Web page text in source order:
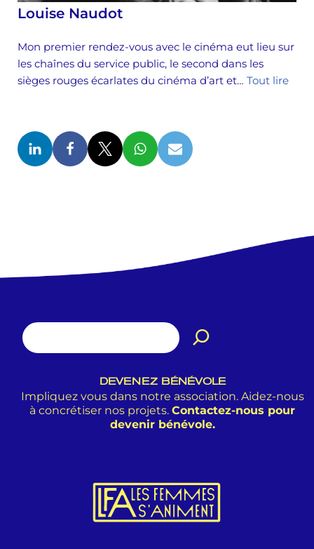
Louise Naudot
Mon premier rendez-vous avec le cinéma eut lieu sur
les chaînes du service public, le second dans les
sièges rouges écarlates du cinéma d’art et… Tout lire
DEVENEZ BÉNÉVOLE
Impliquez vous dans notre association. Aidez-nous
à concrétiser nos projets. Contactez-nous pour
devenir bénévole.